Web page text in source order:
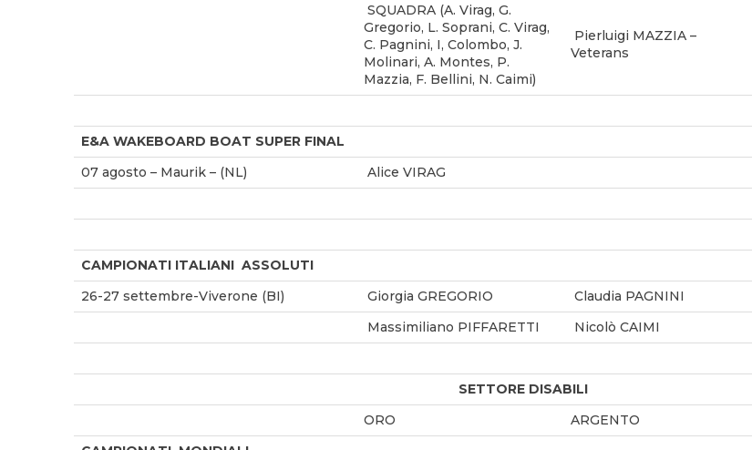
SQUADRA (A. Virag, G.
Gregorio, L. Soprani, C. Virag,
C. Pagnini, I, Colombo, J.
Molinari, A. Montes, P.
Mazzia, F. Bellini, N. Caimi)
Pierluigi MAZZIA –
Veterans
E&A WAKEBOARD BOAT SUPER FINAL
07 agosto – Maurik – (NL)
Alice VIRAG
CAMPIONATI ITALIANI ASSOLUTI
26-27 settembre-Viverone (BI)
Giorgia GREGORIO Claudia PAGNINI
Massimiliano PIFFARETTI
Nicolò CAIMI
SETTORE DISABILI
ORO
ARGENTO